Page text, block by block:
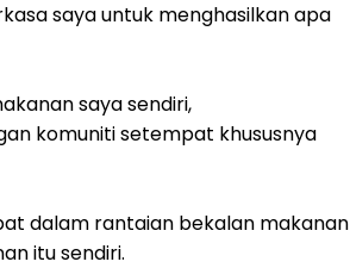
saya untuk menghasilkan apa
saya sendiri,
komuniti setempat khususnya
dalam rantaian bekalan makanan
itu sendiri.